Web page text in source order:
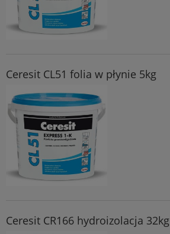
Ceresit CL51 folia w płynie 5kg
Ceresit CR166 hydroizolacja 32kg